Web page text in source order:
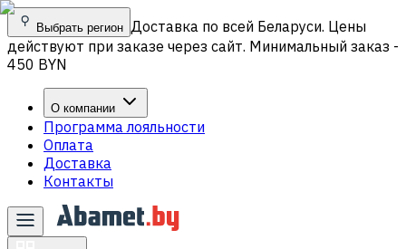
Выбрать регион Доставка по всей Беларуси. Цены
действуют при заказе через сайт. Минимальный заказ -
450 BYN
О компании
Программа лояльности
Оплата
Доставка
Контакты